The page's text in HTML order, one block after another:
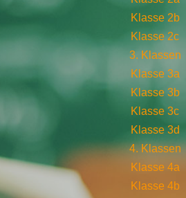
Klasse 2b
Klasse 2c
3. Klassen
Klasse 3a
Klasse 3b
Klasse 3c
Klasse 3d
4. Klassen
Klasse 4a
Klasse 4b